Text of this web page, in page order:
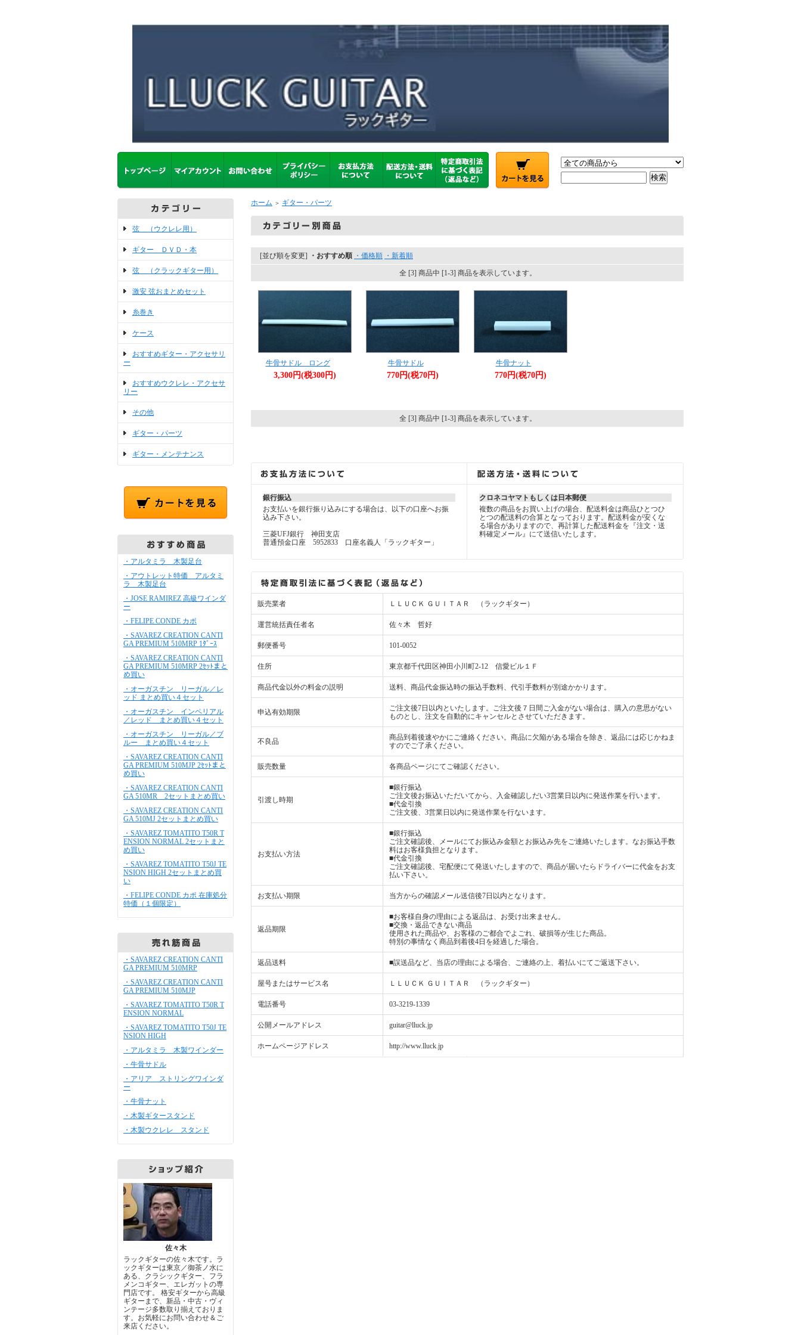
弦 （ウクレレ用）
ギター ＤＶＤ・本
弦 （クラックギター用）
激安 弦おまとめセット
糸巻き
ケース
おすすめギター・アクセサリ
ー
おすすめウクレレ・アクセサ
リー
その他
ギター・パーツ
ギター・メンテナンス
・アルタミラ 木製足台
・アウトレット特価 アルタミ
ラ 木製足台
・JOSE RAMIREZ 高級ワインダ
ー
・FELIPE CONDE カポ
・SAVAREZ CREATION CANTI
GA PREMIUM 510MRP 1ﾀﾞｰｽ
・SAVAREZ CREATION CANTI
GA PREMIUM 510MRP 2ｾｯﾄまと
め買い
・オーガスチン リーガル／レ
ッド まとめ買い４セット
・オーガスチン インペリアル
／レッド まとめ買い４セット
・オーガスチン リーガル／ブ
ルー まとめ買い４セット
・SAVAREZ CREATION CANTI
GA PREMIUM 510MJP 2ｾｯﾄまと
め買い
・SAVAREZ CREATION CANTI
GA 510MR 2セットまとめ買い
・SAVAREZ CREATION CANTI
GA 510MJ 2セットまとめ買い
・SAVAREZ TOMATITO T50R T
ENSION NORMAL 2セットまと
め買い
・SAVAREZ TOMATITO T50J TE
NSION HIGH 2セットまとめ買
い
・FELIPE CONDE カポ 在庫処分
特価（１個限定）
・SAVAREZ CREATION CANTI
GA PREMIUM 510MRP
・SAVAREZ CREATION CANTI
GA PREMIUM 510MJP
・SAVAREZ TOMATITO T50R T
ENSION NORMAL
・SAVAREZ TOMATITO T50J TE
NSION HIGH
・アルタミラ 木製ワインダー
・牛骨サドル
・アリア ストリングワインダ
ー
・牛骨ナット
・木製ギタースタンド
・木製ウクレレ スタンド
佐々木
ラックギターの佐々木です。ラ
ックギターは東京／御茶ノ水に
ある、クラシックギター、フラ
メンコギター、エレガットの専
門店です。 格安ギターから高級
ギターまで、新品・中古・ヴィ
ンテージ多数取り揃えておりま
す。お気軽にお問い合わせ＆ご
来店ください。
ホーム ＞ ギター・パーツ
[並び順を変更] ・おすすめ順 ・価格順 ・新着順
全 [3] 商品中 [1-3] 商品を表示しています。
牛骨サドル ロング
3,300円(税300円)
牛骨サドル
770円(税70円)
牛骨ナット
770円(税70円)
全 [3] 商品中 [1-3] 商品を表示しています。
銀行振込
お支払いを銀行振り込みにする場合は、以下の口座へお振
込み下さい。
三菱UFJ銀行 神田支店
普通預金口座 5952833 口座名義人「ラックギター」
クロネコヤマトもしくは日本郵便
複数の商品をお買い上げの場合、配送料金は商品ひとつひ
とつの配送料の合算となっております。配送料金が安くな
る場合がありますので、再計算した配送料金を『注文・送
料確定メール』にて送信いたします。
販売業者 ＬＬＵＣＫ ＧＵＩＴＡＲ （ラックギター）
運営統括責任者名 佐々木 哲好
郵便番号 101-0052
住所 東京都千代田区神田小川町2-12 信愛ビル１Ｆ
商品代金以外の料金の説明 送料、商品代金振込時の振込手数料、代引手数料が別途かかります。
申込有効期限
ご注文後7日以内といたします。ご注文後７日間ご入金がない場合は、購入の意思がない
ものとし、注文を自動的にキャンセルとさせていただきます。
不良品
商品到着後速やかにご連絡ください。商品に欠陥がある場合を除き、返品には応じかねま
すのでご了承ください。
販売数量 各商品ページにてご確認ください。
引渡し時期
■銀行振込
ご注文後お振込いただいてから、入金確認しだい3営業日以内に発送作業を行います。
■代金引換
ご注文後、3営業日以内に発送作業を行ないます。
お支払い方法
■銀行振込
ご注文確認後、メールにてお振込み金額とお振込み先をご連絡いたします。なお振込手数
料はお客様負担となります。
■代金引換
ご注文確認後、宅配便にて発送いたしますので、商品が届いたらドライバーに代金をお支
払い下さい。
お支払い期限 当方からの確認メール送信後7日以内となります。
返品期限
■お客様自身の理由による返品は、お受け出来ません。
■交換・返品できない商品
使用された商品や、お客様のご都合でよごれ、破損等が生じた商品。
特別の事情なく商品到着後4日を経過した場合。
返品送料 ■誤送品など、当店の理由による場合、ご連絡の上、着払いにてご返送下さい。
屋号またはサービス名 ＬＬＵＣＫ ＧＵＩＴＡＲ （ラックギター）
電話番号 03-3219-1339
公開メールアドレス guitar@lluck.jp
ホームページアドレス http://www.lluck.jp